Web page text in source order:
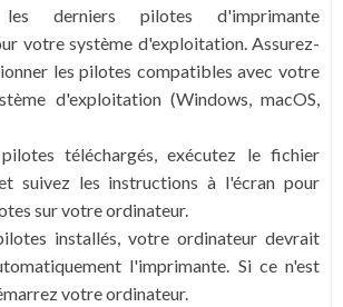
les derniers pilotes d'imprimante
votre système d'exploitation. Assurez-
les pilotes compatibles avec votre
d'exploitation (Windows, macOS,
téléchargés, exécutez le fichier
suivez les instructions à l'écran pour
sur votre ordinateur.
installés, votre ordinateur devrait
l'imprimante. Si ce n'est
votre ordinateur.